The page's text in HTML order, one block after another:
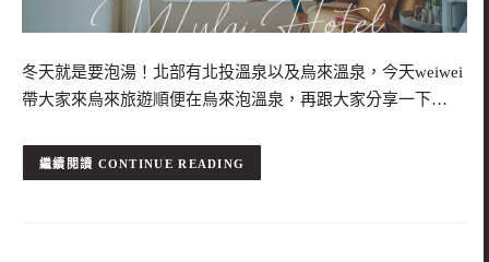
冬天就是要泡湯！北部有北投溫泉以及烏來溫泉，今天weiwei
帶大家來烏來旅遊順便在烏來泡溫泉，再跟大家分享一下…
CONTINUE READING